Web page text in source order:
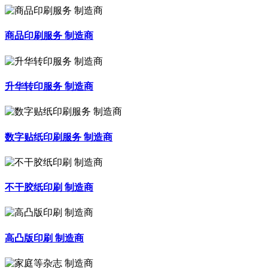
商品印刷服务 制造商
升华转印服务 制造商
数字贴纸印刷服务 制造商
不干胶纸印刷 制造商
高凸版印刷 制造商